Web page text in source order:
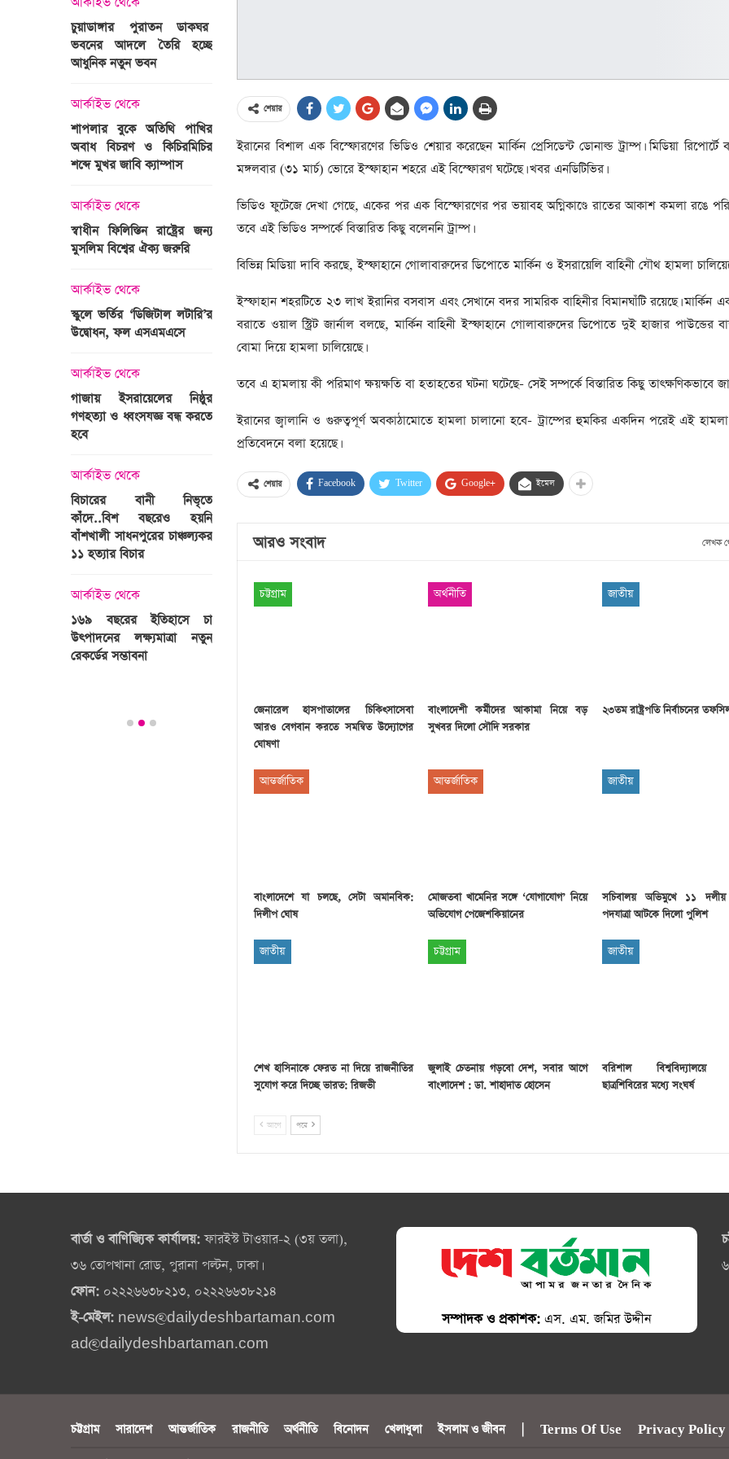
শেয়ার
ইরানের বিশাল এক বিস্ফোরণের ভিডিও শেয়ার করেছেন মার্কিন প্রেসিডেন্ট ডোনাল্ড ট্রাম্প। মিডিয়া রিপোর্টে
মঙ্গলবার (৩১ মার্চ) ভোরে ইস্ফাহান শহরে এই বিস্ফোরণ ঘটেছে। খবর এনডিটিভির।
ভিডিও ফুটেজে দেখা গেছে, একের পর এক বিস্ফোরণের পর ভয়াবহ অগ্নিকাণ্ডে রাতের আকাশ কমলা রঙে
তবে এই ভিডিও সম্পর্কে বিস্তারিত কিছু বলেননি ট্রাম্প।
বিভিন্ন মিডিয়া দাবি করছে, ইস্ফাহানে গোলাবারুদের ডিপোতে মার্কিন ও ইসরায়েলি বাহিনী যৌথ হামলা
ইস্ফাহান শহরটিতে ২৩ লাখ ইরানির বসবাস এবং সেখানে বদর সামরিক বাহিনীর বিমানঘাঁটি রয়েছে। মার্কিন
বরাতে ওয়াল স্ট্রিট জার্নাল বলছে, মার্কিন বাহিনী ইস্ফাহানে গোলাবারুদের ডিপোতে দুই হাজার পাউন্ডের
বোমা দিয়ে হামলা চালিয়েছে।
তবে এ হামলায় কী পরিমাণ ক্ষয়ক্ষতি বা হতাহতের ঘটনা ঘটেছে- সেই সম্পর্কে বিস্তারিত কিছু তাৎক্ষণিকভাবে
ইরানের জ্বালানি ও গুরুত্বপূর্ণ অবকাঠামোতে হামলা চালানো হবে- ট্রাম্পের হুমকির একদিন পরেই এই
প্রতিবেদনে বলা হয়েছে।
শেয়ার Facebook Twitter Google+ ইমেল
আরও সংবাদ লেখক
চট্টগ্রাম
জেনারেল হাসপাতালের চিকিৎসাসেবা
আরও বেগবান করতে সমন্বিত উদ্যোগের
ঘোষণা
অর্থনীতি
বাংলাদেশী কর্মীদের আকামা নিয়ে বড়
সুখবর দিলো সৌদি সরকার
জাতীয়
২৩তম রাষ্ট্রপতি নির্বাচনের
আন্তর্জাতিক
বাংলাদেশে যা চলছে, সেটা অমানবিক:
দিলীপ ঘোষ
আন্তর্জাতিক
মোজতবা খামেনির সঙ্গে ‘যোগাযোগ’ নিয়ে
অভিযোগ পেজেশকিয়ানের
জাতীয়
সচিবালয় অভিমুখে ১১
পদযাত্রা আটকে দিলো পুলিশ
জাতীয়
শেখ হাসিনাকে ফেরত না দিয়ে রাজনীতির
সুযোগ করে দিচ্ছে ভারত: রিজভী
চট্টগ্রাম
জুলাই চেতনায় গড়বো দেশ, সবার আগে
বাংলাদেশ : ডা. শাহাদাত হোসেন
জাতীয়
বরিশাল বিশ্ববিদ্যালয়ে
ছাত্রশিবিরের মধ্যে সংঘর্ষ
আগে পরে
চুয়াডাঙ্গার পুরাতন ডাকঘর
ভবনের আদলে তৈরি হচ্ছে
আধুনিক নতুন ভবন
আর্কাইভ থেকে
শাপলার বুকে অতিথি পাখির
অবাধ বিচরণ ও কিচিরমিচির
শব্দে মুখর জাবি ক্যাম্পাস
আর্কাইভ থেকে
স্বাধীন ফিলিস্তিন রাষ্ট্রের জন্য
মুসলিম বিশ্বের ঐক্য জরুরি
আর্কাইভ থেকে
স্কুলে ভর্তির ‘ডিজিটাল লটারি’র
উদ্বোধন, ফল এসএমএসে
আর্কাইভ থেকে
গাজায় ইসরায়েলের নিষ্ঠুর
গণহত্যা ও ধ্বংসযজ্ঞ বন্ধ করতে
হবে
আর্কাইভ থেকে
বিচারের বানী নিভৃতে
কাঁদে..বিশ বছরেও হয়নি
বাঁশখালী সাধনপুরের চাঞ্চল্যকর
১১ হত্যার বিচার
আর্কাইভ থেকে
১৬৯ বছরের ইতিহাসে চা
উৎপাদনের লক্ষ্যমাত্রা নতুন
রেকর্ডের সম্ভাবনা
আন্তর্জাতিক
মাওলানা তারেক জামিলের
ছেলের মৃত্যু
আন্তর্জাতিক
বিশ্বকাপ ইাতহাসে সাকিবের
আর্কাইভ থেকে
টানেল উদ্বোধন : প্রধানমন্ত্রীর
জনসভায় যোগ দিচ্ছেন দলীয়
নেতাকর্মীরা
আর্কাইভ থেকে
ভারতজুড়ে চলছে ‘মুজিব:একটি
জাতির রূপকার ’সিনেমার
প্রচারণা
আর্কাইভ থেকে
ধর্ষককে পুলিশে দিল মা-বাবা
আর্কাইভ থেকে
প্রস্তুত গাবতলীর হাট
সময় নিরবচ্ছিন্ন বিদ্যুৎ রাখার
নির্দেশ: প্রধানমন্ত্রী তারেক
রহমান
আর্কাইভ থেকে
তারেক রহমান
নতুন মন্ত্রিসভা ৫০ সদস্যের হতে
২৪
জিয়ার মৃত্যুতে ৩ দিনের রাষ্ট্রীয়
দেশনেত্রী বেগম খালেদা জিয়া
আর নেই
৬ কোটি ৩২ লাখ টাকা
বার্তা ও বাণিজ্যিক কার্যালয়:ফারইস্ট টাওয়ার-২ (৩য় তলা),
৩৬ তোপখানা রোড, পুরানা পল্টন, ঢাকা।
ফোন: ০২২২৬৬৩৮২১৩, ০২২২৬৬৩৮২১৪
ই-মেইল: news@dailydeshbartaman.com
ad@dailydeshbartaman.com
সম্পাদক ও প্রকাশক: এস. এম. জমির উদ্দীন
চট্টগ্রাম সারাদেশ আন্তর্জাতিক রাজনীতি অর্থনীতি বিনোদন খেলাধুলা ইসলাম ও জীবন Terms Of Use Privacy Policy